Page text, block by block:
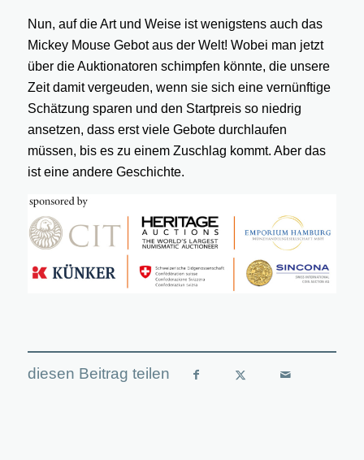
Nun, auf die Art und Weise ist wenigstens auch das
Mickey Mouse Gebot aus der Welt! Wobei man jetzt
über die Auktionatoren schimpfen könnte, die unsere
Zeit damit vergeuden, wenn sie sich eine vernünftige
Schätzung sparen und den Startpreis so niedrig
ansetzen, dass erst viele Gebote durchlaufen
müssen, bis es zu einem Zuschlag kommt. Aber das
ist eine andere Geschichte.